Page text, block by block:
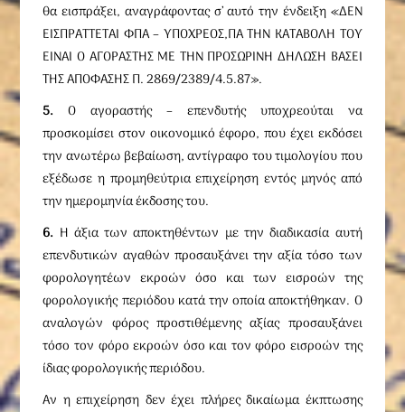
θα εισπράξει, αναγράφοντας σ’ αυτό την ένδειξη «ΔΕΝ
ΕΙΣΠΡΑΤΤΕΤΑΙ ΦΠΑ – ΥΠΟΧΡΕΟΣ,ΠΑ ΤΗΝ ΚΑΤΑΒΟΛΗ ΤΟΥ
ΕΙΝΑΙ Ο ΑΓΟΡΑΣΤΗΣ ΜΕ ΤΗΝ ΠΡΟΣΩΡΙΝΗ ΔΗΛΩΣΗ ΒΑΣΕΙ
ΤΗΣ ΑΠΟΦΑΣΗΣ Π. 2869/2389/4.5.87».
5. Ο αγοραστής – επενδυτής υποχρεούται να
προσκομίσει στον οικονομικό έφορο, που έχει εκδόσει
την ανωτέρω βεβαίωση, αντίγραφο του τιμολογίου που
εξέδωσε η προμηθεύτρια επιχείρηση εντός μηνός από
την ημερομηνία έκδοσης του.
6. Η άξια των αποκτηθέντων με την διαδικασία αυτή
επενδυτικών αγαθών προσαυξάνει την αξία τόσο των
φορολογητέων εκροών όσο και των εισροών της
φορολογικής περιόδου κατά την οποία αποκτήθηκαν. Ο
αναλογών φόρος προστιθέμενης αξίας προσαυξάνει
τόσο τον φόρο εκροών όσο και τον φόρο εισροών της
ίδιας φορολογικής περιόδου.
Αν η επιχείρηση δεν έχει πλήρες δικαίωμα έκπτωσης